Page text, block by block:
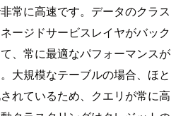
常に高速です。データのクラス
ージドサービスレイヤがバック
、常に最適なパフォーマンスが
大規模なテーブルの場合、ほと
れているため、クエリが常に高